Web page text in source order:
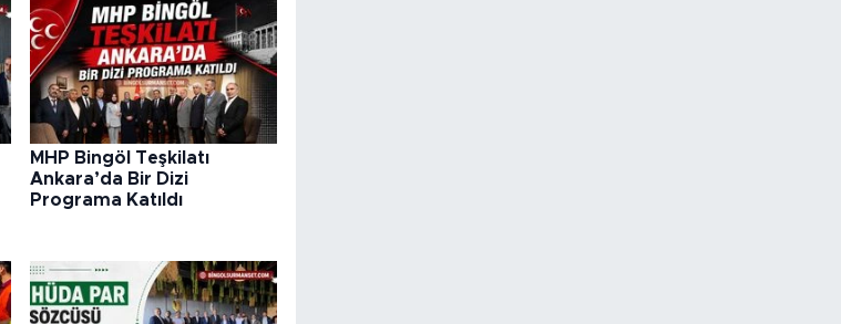
MHP Bingöl Teşkilatı
Ankara’da Bir Dizi
Programa Katıldı